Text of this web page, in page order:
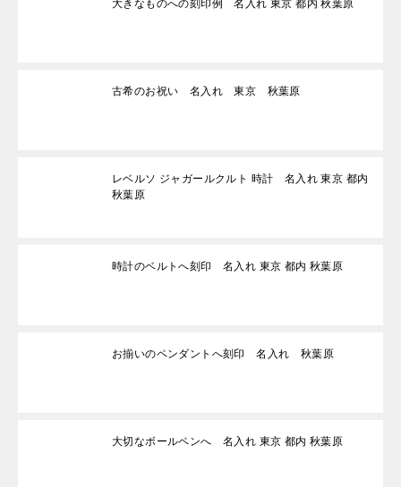
大きなものへの刻印例 名入れ 東京 都内 秋葉原
古希のお祝い 名入れ 東京 秋葉原
レベルソ ジャガールクルト 時計 名入れ 東京 都内
秋葉原
時計のベルトへ刻印 名入れ 東京 都内 秋葉原
お揃いのペンダントへ刻印 名入れ 秋葉原
大切なボールペンへ 名入れ 東京 都内 秋葉原